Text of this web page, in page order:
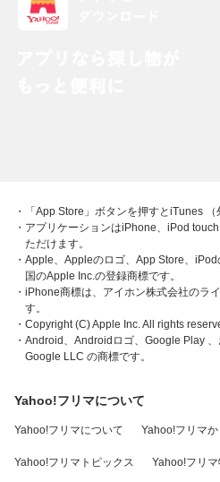
・「App Store」ボタンを押すとiTunes （
・アプリケーションはiPhone、iPod
ただけます。
・Apple、Appleのロゴ、App Store、
国のApple Inc.の登録商標です。
・iPhone商標は、アイホン株式会社のラ
す。
・Copyright (C) Apple Inc. All rights
・Android、Androidロゴ、Google Play
Google LLC の商標です。
Yahoo!フリマについて
Yahoo!フリマについて Yahoo!フリマ
Yahoo!フリマトピックス Yahoo!フリ